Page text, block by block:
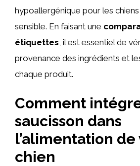
hypoallergénique pour les chiens
sensible. En faisant une
étiquettes , il est essentiel de
provenance des ingrédients et
chaque produit.
Comment
saucisson dans
l’alimentation de
chien